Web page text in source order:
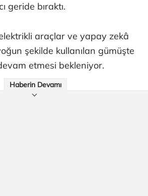
geride bıraktı.
araçlar ve yapay zekâ
şekilde kullanılan gümüşte
devam etmesi bekleniyor.
Haberin Devamı